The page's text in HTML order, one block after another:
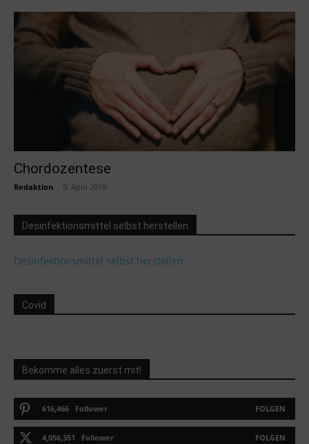
Chordozentese
Redaktion 9. April 2019
Desinfektionsmittel selbst herstellen
Desinfektionsmittel selbst herstellen
Covid
Bekomme alles zuerst mit!
616,466 Follower FOLGEN
4,056,351 Follower FOLGEN